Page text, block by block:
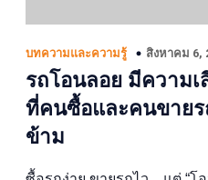
บทความและความรู้ สิงหาคม 6,
รถโอนลอย มีความเ
ที่คนซื้อและคนขายร
ข้าม